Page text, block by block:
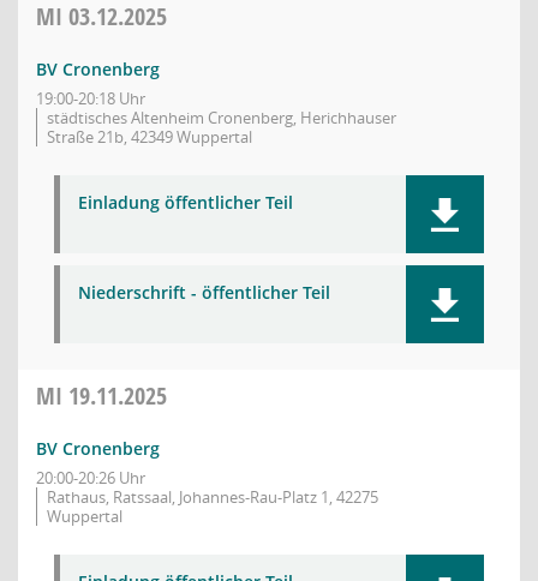
MI 03.12.2025
BV Cronenberg
19:00-20:18 Uhr
städtisches Altenheim Cronenberg, Herichhauser
Straße 21b, 42349 Wuppertal
Einladung öffentlicher Teil
Niederschrift - öffentlicher Teil
MI 19.11.2025
BV Cronenberg
20:00-20:26 Uhr
Rathaus, Ratssaal, Johannes-Rau-Platz 1, 42275
Wuppertal